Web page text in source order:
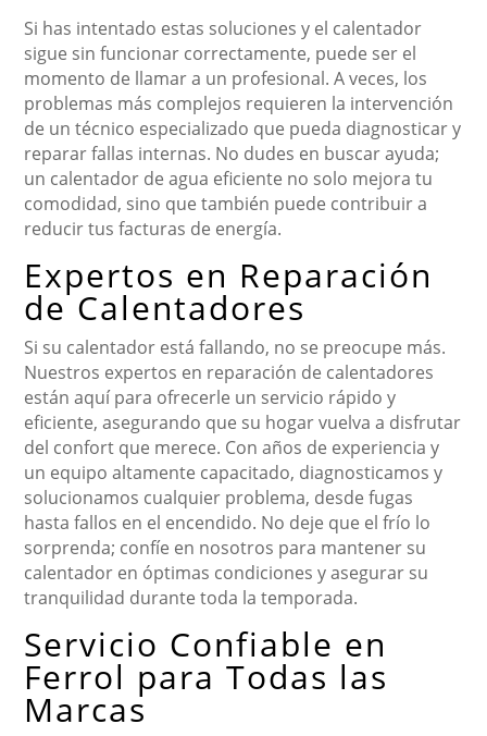
Si has intentado estas soluciones y el calentador
sigue sin funcionar correctamente, puede ser el
momento de llamar a un profesional. A veces, los
problemas más complejos requieren la intervención
de un técnico especializado que pueda diagnosticar y
reparar fallas internas. No dudes en buscar ayuda;
un calentador de agua eficiente no solo mejora tu
comodidad, sino que también puede contribuir a
reducir tus facturas de energía.
Expertos en Reparación
de Calentadores
Si su calentador está fallando, no se preocupe más.
Nuestros expertos en reparación de calentadores
están aquí para ofrecerle un servicio rápido y
eficiente, asegurando que su hogar vuelva a disfrutar
del confort que merece. Con años de experiencia y
un equipo altamente capacitado, diagnosticamos y
solucionamos cualquier problema, desde fugas
hasta fallos en el encendido. No deje que el frío lo
sorprenda; confíe en nosotros para mantener su
calentador en óptimas condiciones y asegurar su
tranquilidad durante toda la temporada.
Servicio Confiable en
Ferrol para Todas las
Marcas